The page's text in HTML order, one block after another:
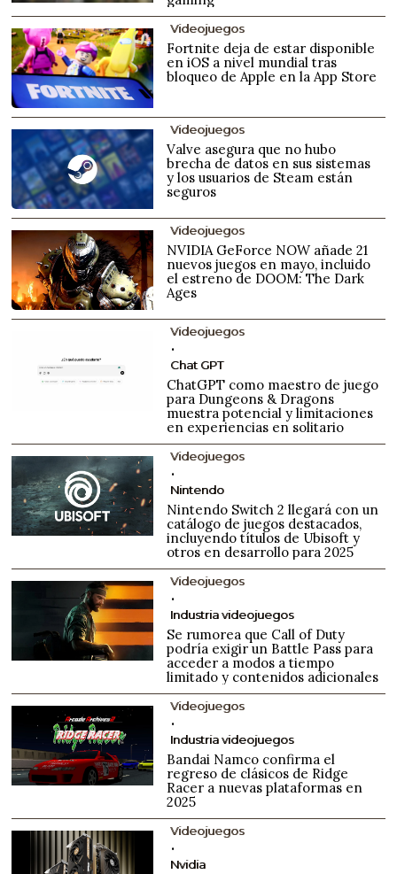
Videojuegos
Fortnite deja de estar disponible
en iOS a nivel mundial tras
bloqueo de Apple en la App Store
Videojuegos
Valve asegura que no hubo
brecha de datos en sus sistemas
y los usuarios de Steam están
seguros
Videojuegos
NVIDIA GeForce NOW añade 21
nuevos juegos en mayo, incluido
el estreno de DOOM: The Dark
Ages
Videojuegos
Chat GPT
ChatGPT como maestro de juego
para Dungeons & Dragons
muestra potencial y limitaciones
en experiencias en solitario
Videojuegos
Nintendo
Nintendo Switch 2 llegará con un
catálogo de juegos destacados,
incluyendo títulos de Ubisoft y
otros en desarrollo para 2025
Videojuegos
Industria videojuegos
Se rumorea que Call of Duty
podría exigir un Battle Pass para
acceder a modos a tiempo
limitado y contenidos adicionales
Videojuegos
Industria videojuegos
Bandai Namco confirma el
regreso de clásicos de Ridge
Racer a nuevas plataformas en
2025
Videojuegos
Nvidia